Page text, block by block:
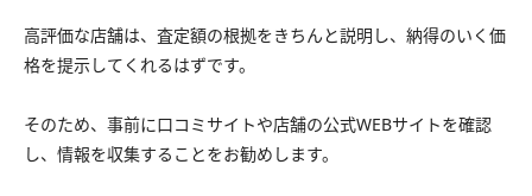
高評価な店舗は、査定額の根拠をきちんと説明し、納得のいく価
格を提示してくれるはずです。
そのため、事前に口コミサイトや店舗の公式WEBサイトを確認
し、情報を収集することをお勧めします。